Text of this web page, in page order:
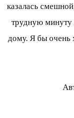
казалась
трудную минуту
дому. Я бы очень